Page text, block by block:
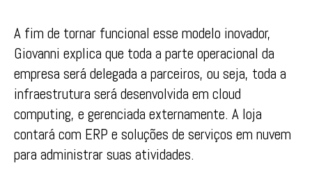
A fim de tornar funcional esse modelo inovador,
Giovanni explica que toda a parte operacional da
empresa será delegada a parceiros, ou seja, toda a
infraestrutura será desenvolvida em cloud
computing, e gerenciada externamente. A loja
contará com ERP e soluções de serviços em nuvem
para administrar suas atividades.